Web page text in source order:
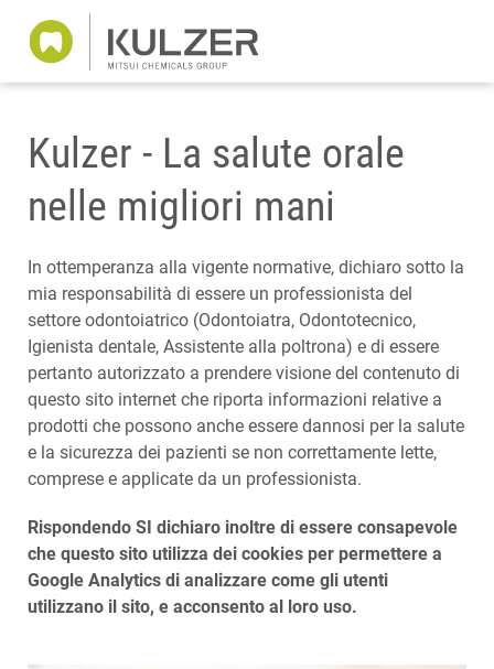
Kulzer - La salute orale
nelle migliori mani
In ottemperanza alla vigente normative, dichiaro sotto la
mia responsabilità di essere un professionista del
settore odontoiatrico (Odontoiatra, Odontotecnico,
Igienista dentale, Assistente alla poltrona) e di essere
pertanto autorizzato a prendere visione del contenuto di
questo sito internet che riporta informazioni relative a
prodotti che possono anche essere dannosi per la salute
e la sicurezza dei pazienti se non correttamente lette,
comprese e applicate da un professionista.
Rispondendo SI dichiaro inoltre di essere consapevole
che questo sito utilizza dei cookies per permettere a
Google Analytics di analizzare come gli utenti
utilizzano il sito, e acconsento al loro uso.